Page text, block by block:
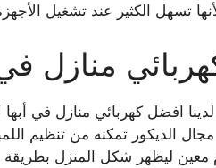
تسهل الكثير عند تشغيل
منازل في
لدينا افضل كهربائي منازل في
الديكور تمكنه من تنظيم
معين ليظهر شكل المنزل